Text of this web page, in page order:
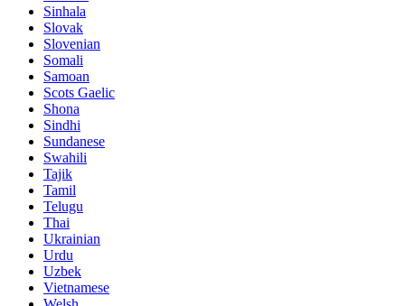
Sinhala
Slovak
Slovenian
Somali
Samoan
Scots Gaelic
Shona
Sindhi
Sundanese
Swahili
Tajik
Tamil
Telugu
Thai
Ukrainian
Urdu
Uzbek
Vietnamese